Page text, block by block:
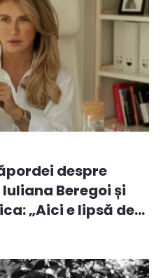
despre
Beregoi și
„Aici e lipsă de